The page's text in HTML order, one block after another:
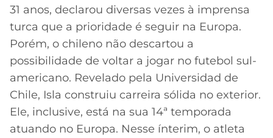
31 anos, declarou diversas vezes à imprensa
turca que a prioridade é seguir na Europa.
Porém, o chileno não descartou a
possibilidade de voltar a jogar no futebol sul-
americano. Revelado pela Universidad de
Chile, Isla construiu carreira sólida no exterior.
Ele, inclusive, está na sua 14ª temporada
atuando no Europa. Nesse ínterim, o atleta